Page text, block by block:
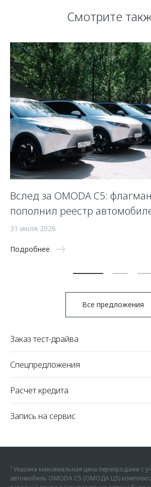
Смотрите
Вслед за OMODA C5:
пополнил реестр
31 июля 2026
Подробнее
Все предложения
Заказ тест-драйва
Спецпредложения
Расчет кредита
Запись на сервис
¹ Указана максимальная цена перепродажи с
автомобиль OMODA C5 (ОМОДА Ц5)